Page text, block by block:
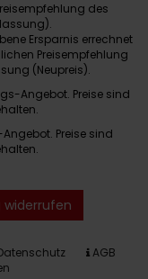
des
Ersparnis errechnet
Preisempfehlung
(Neupreis).
Angebot. Preise sind
Preise sind
widerrufen
AGB